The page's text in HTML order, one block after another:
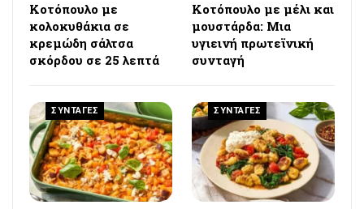
Κοτόπουλο με
κολοκυθάκια σε
κρεμώδη σάλτσα
σκόρδου σε 25 λεπτά
Κοτόπουλο με μέλι και
μουστάρδα: Μια
υγιεινή πρωτεϊνική
συνταγή
ΣΥΝΤΑΓΕΣ ΣΥΝΤΑΓΕΣ